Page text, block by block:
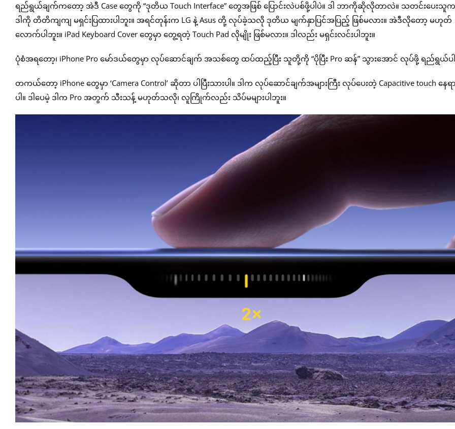
ရည်ရွယ်ချက်ကတော့ အဲဒီ Case တွေကို “ဒုတိယ Touch Interface” တွေအဖြစ် ပြောင်းလဲပစ်ဖို့ပါပဲ။ ဒါ ဘာကိုဆိုလိုတာလဲ။ သတင်းပေးသူ
ဒါကို တိတိကျကျ မရှင်းပြထားပါဘူး။ အရင်တုန်းက LG နဲ့ Asus တို့ လုပ်ခဲ့သလို ဒုတိယ မျက်နှာပြင်အပြည့် ဖြစ်မလား။ အဲဒီလိုတော့ မဟုတ်
လောက်ပါဘူး။ iPad Keyboard Cover တွေမှာ တွေ့ရတဲ့ Touch Pad လိုမျိုး ဖြစ်မလား။ ဒါလည်း မရှင်းလင်းပါဘူး။
ပုံစံအရတော့၊ iPhone Pro မော်ဒယ်တွေမှာ လုပ်ဆောင်ချက် အသစ်တွေ ထပ်ထည့်ပြီး သူတို့ကို “ပိုပြီး Pro ဆန်” သွားအောင် လုပ်ဖို့ ရည်ရွယ်
တကယ်တော့ iPhone တွေမှာ ‘Camera Control’ ဆိုတာ ပါပြီးသားပါ။ ဒါက လုပ်ဆောင်ချက်အများကြီး လုပ်ပေးတဲ့ Capacitive touch နေ
ပါ။ ဒါပေမဲ့ ဒါက Pro အတွက် သီးသန့် မဟုတ်သလို၊ လူကြိုက်လည်း သိပ်မများပါဘူး။